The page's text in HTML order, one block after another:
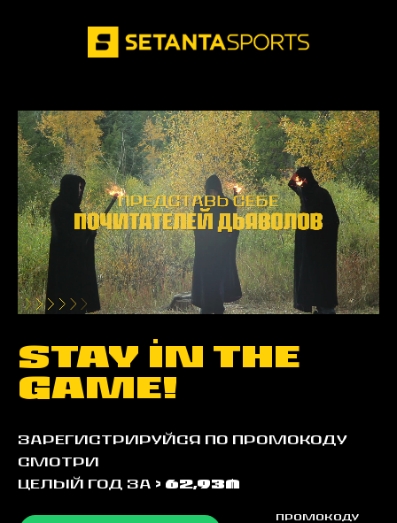
STAY IN THE
GAME!
Зарегистрируйся по промокоду
смотри
целый год за > 62,93₼
промокоду